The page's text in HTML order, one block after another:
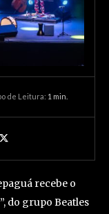
de Leitura: 1 min.
recebe o
do grupo Beatles